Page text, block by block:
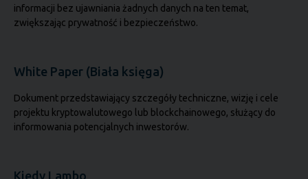
informacji bez ujawniania żadnych danych na ten temat,
zwiększając prywatność i bezpieczeństwo.
White Paper (Biała księga)
Dokument przedstawiający szczegóły techniczne, wizję i cele
projektu kryptowalutowego lub blockchainowego, służący do
informowania potencjalnych inwestorów.
Kiedy Lambo